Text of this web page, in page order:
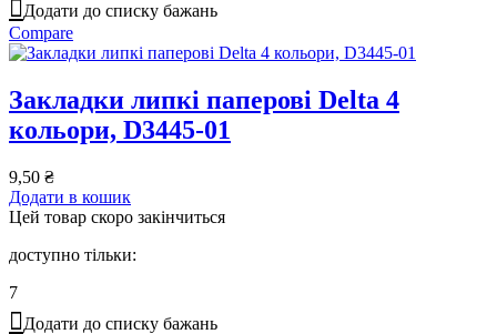
Додати до списку бажань
Compare
Закладки липкі паперові Delta 4
кольори, D3445-01
9,50 ₴
Додати в кошик
Цей товар скоро закінчиться
доступно тільки:
7
Додати до списку бажань